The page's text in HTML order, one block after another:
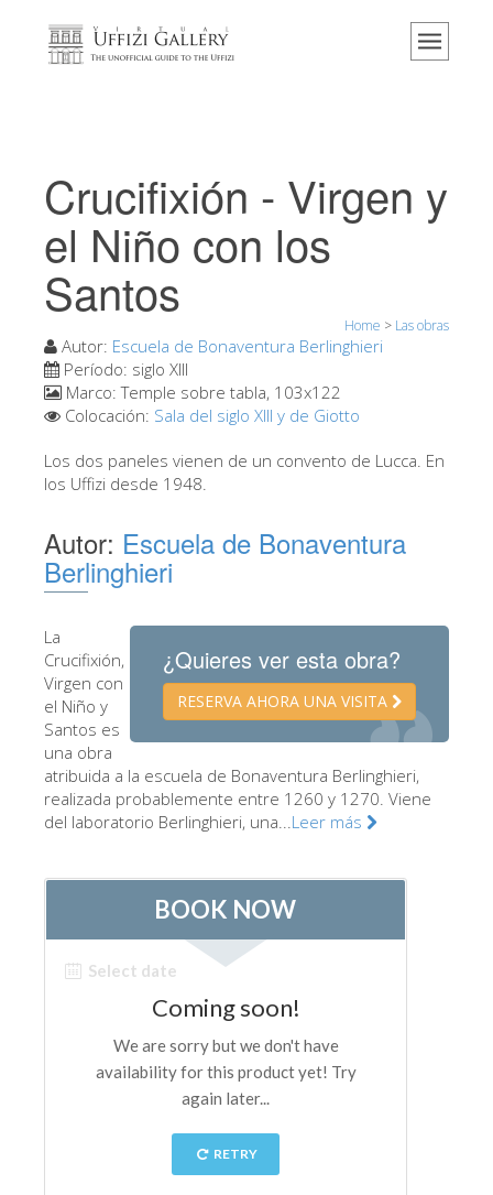
Home
Eventos y exposiciones
Los comentarios de los visitantes
Visite los Uffizi
Reserve ahora
Visita virtual
Las salas
Las nuevas salas
Galería de la Academia
Galería Palatina
Museo de San Marcos
Museo Arqueológico
El Taller de las Piedras Duras
Museo Galileo
Jardín de Boboli
Palazzo Vecchio
Santa Maria Novella
Santa Croce
Crucifixión - Virgen y
el Niño con los
Santos
Home > Las obras
Autor: Escuela de Bonaventura Berlinghieri
Período: siglo XIII
Marco:Temple sobre tabla, 103x122
Colocación: Sala del siglo XIII y de Giotto
Los dos paneles vienen de un convento de Lucca. En
los Uffizi desde 1948.
Autor: Escuela de Bonaventura
Berlinghieri
¿Quieres ver esta obra?
RESERVA AHORA UNA VISITA
La
Crucifixión,
Virgen con
el Niño y
Santos es
una obra
atribuida a la escuela de Bonaventura Berlinghieri,
realizada probablemente entre 1260 y 1270. Viene
del laboratorio Berlinghieri, una...Leer más